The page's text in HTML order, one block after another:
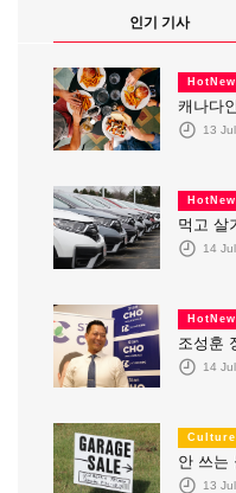
인기 기사
캐나다
13
먹고 살
14
조성훈
14
안 쓰는
13